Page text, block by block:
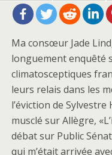
Ma consœur Jade
longuement enquêté
climatosceptiques
leurs relais dans les
l’éviction de
musclé sur Allègre,
débat sur Public
qui m’était arrivée